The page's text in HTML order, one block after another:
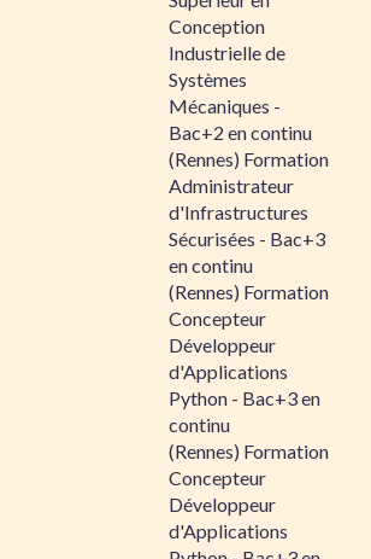
Conception
Industrielle de
Systèmes
Mécaniques -
Bac+2 en continu
(Rennes) Formation
Administrateur
d'Infrastructures
Sécurisées - Bac+3
en continu
(Rennes) Formation
Concepteur
Développeur
d'Applications
Python - Bac+3 en
continu
(Rennes) Formation
Concepteur
Développeur
d'Applications